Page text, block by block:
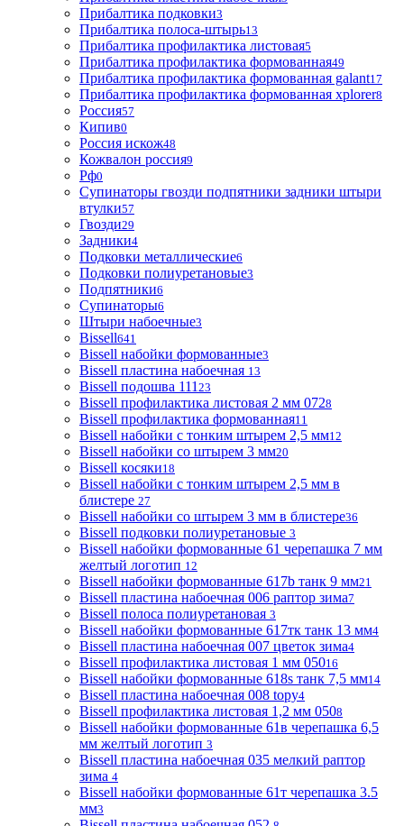
Прибалтика подковки3
Прибалтика полоса-штырь13
Прибалтика профилактика листовая5
Прибалтика профилактика формованная49
Прибалтика профилактика формованная galant17
Прибалтика профилактика формованная xplorer8
Россия57
Кипив0
Россия искож48
Кожвалон россия9
Рф0
Супинаторы гвозди подпятники задники штыри
втулки57
Гвозди29
Задники4
Подковки металлические6
Подковки полиуретановые3
Подпятники6
Супинаторы6
Штыри набоечные3
Bissell641
Bissell набойки формованные3
Bissell пластина набоечная 13
Bissell подошва 111 23
Bissell профилактика листовая 2 мм 0728
Bissell профилактика формованная11
Bissell набойки с тонким штырем 2,5 мм12
Bissell набойки со штырем 3 мм20
Bissell косяки18
Bissell набойки с тонким штырем 2,5 мм в
блистере 27
Bissell набойки со штырем 3 мм в блистере36
Bissell подковки полиуретановые 3
Bissell набойки формованные 61 черепашка 7 мм
желтый логотип 12
Bissell набойки формованные 617b танк 9 мм21
Bissell пластина набоечная 006 раптор зима7
Bissell полоса полиуретановая 3
Bissell набойки формованные 617тк танк 13 мм4
Bissell пластина набоечная 007 цветок зима4
Bissell профилактика листовая 1 мм 05016
Bissell набойки формованные 618s танк 7,5 мм14
Bissell пластина набоечная 008 topy4
Bissell профилактика листовая 1,2 мм 0508
Bissell набойки формованные 61в черепашка 6,5
мм желтый логотип 3
Bissell пластина набоечная 035 мелкий раптор
зима 4
Bissell набойки формованные 61т черепашка 3.5
мм3